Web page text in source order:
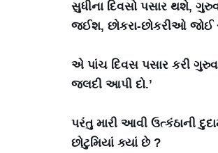
સુધીના દિવસો પસાર થશે,
જઈશ, છોકરા-છોકરીઓ
એ પાંચ દિવસ પસાર કરી
જલદી આપી દો.’
પરંતુ મારી આવી ઉત્કંઠાની
છોટુમિયાં ક્યાં છે ?